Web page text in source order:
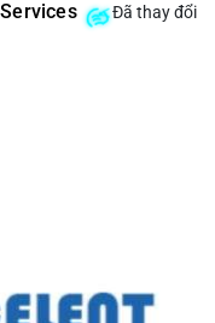
Đã thay đổi